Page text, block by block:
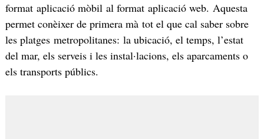
format aplicació mòbil al format aplicació web. Aquesta
permet conèixer de primera mà tot el que cal saber sobre
les platges metropolitanes: la ubicació, el temps, l’estat
del mar, els serveis i les instal·lacions, els aparcaments o
els transports públics.